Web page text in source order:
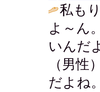
私も
よ～ん
いんだ
（男
だよね